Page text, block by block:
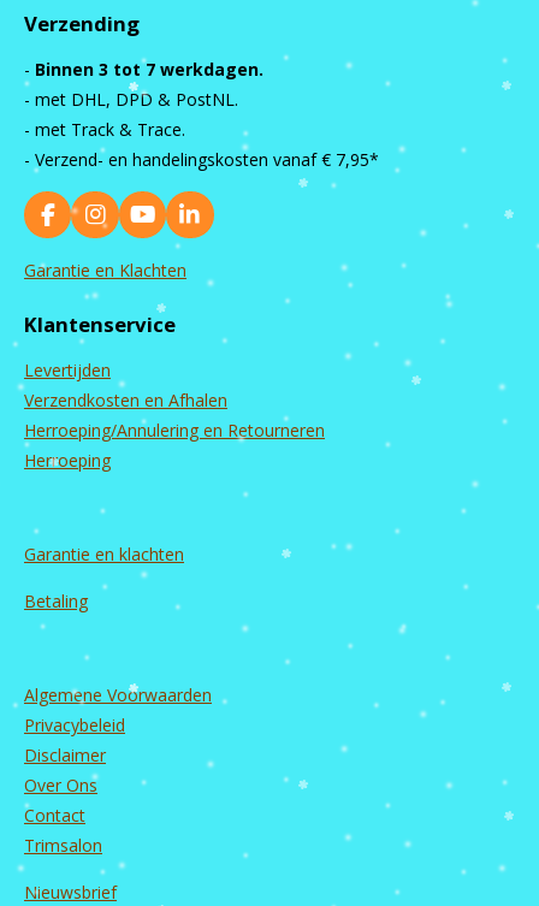
Verzending
- Binnen 3 tot 7 werkdagen.
- met DHL, DPD & PostNL.
- met Track & Trace.
- Verzend- en handelingskosten vanaf € 7,95*
F
a
c
o
k
I
n
s
t
g
a
m
Y
o
u
b
L
i
Garantie en Klachten
Klantenservice
Levertijden
Verzendkosten en Afhalen
Herroeping/Annulering en Retourneren
Herroeping
Garantie en klachten
Betaling
Algemene Voorwaarden
Privacybeleid
Disclaimer
Over Ons
Contact
Trimsalon
Nieuwsbrief